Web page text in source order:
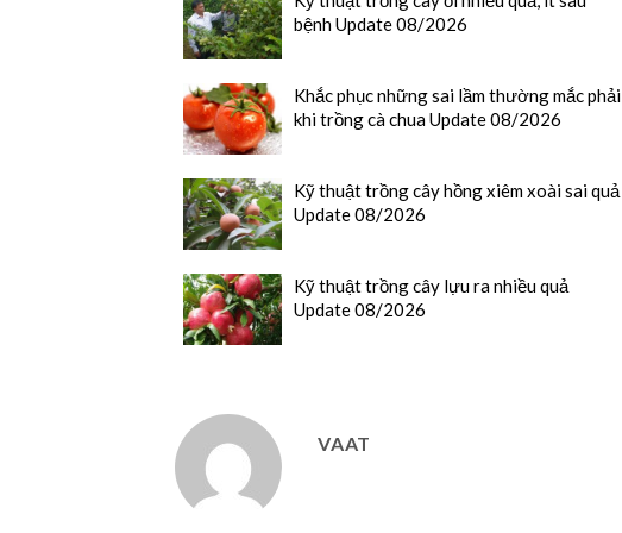
bệnh Update 08/2026
Khắc phục những sai lầm thường mắc phải
khi trồng cà chua Update 08/2026
Kỹ thuật trồng cây hồng xiêm xoài sai quả
Update 08/2026
Kỹ thuật trồng cây lựu ra nhiều quả
Update 08/2026
VAAT